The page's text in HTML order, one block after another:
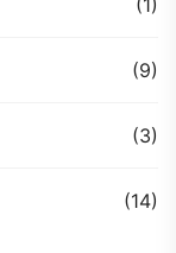
(1)
(9)
(3)
(14)